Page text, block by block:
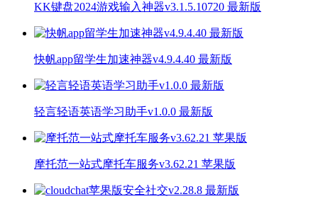
KK键盘2024游戏输入神器v3.1.5.10720 最新版
快帆app留学生加速神器v4.9.4.40 最新版
轻言轻语英语学习助手v1.0.0 最新版
摩托范一站式摩托车服务v3.62.21 苹果版